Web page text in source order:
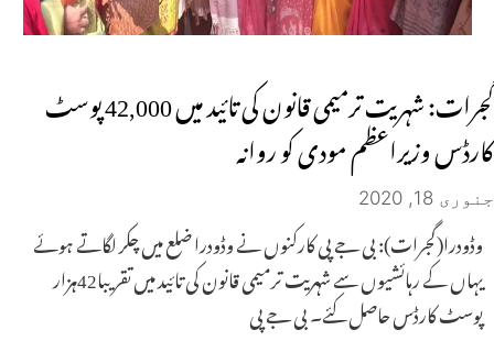
گجرات: شہریت ترمیمی قانون کی تائید میں 42,000 پوسٹ
کارڈس وزیراعظم مودی کو روانہ
جنوری 18, 2020
وڈودرا(گجرات): بی جے پی کارکنوں نے وڈودرا ضلع میں چکر لگاتے ہوئے
یہاں کے رہائشیوں سے شہریت ترمیمی قانون کی تائید میں تقریبا42ہزار
پوسٹ کارڈس حاصل کئے۔ بی جے پی